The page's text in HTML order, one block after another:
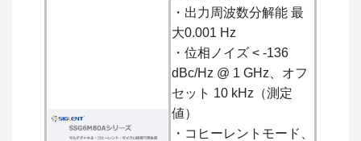
・出力周波数分解能 最
大0.001 Hz
・位相ノイズ < -136
dBc/Hz @ 1 GHz、オフ
セット 10 kHz（測定
値）
・コヒーレントモード、